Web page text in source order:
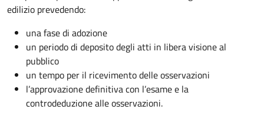
edilizio prevedendo:
una fase di adozione
un periodo di deposito degli atti in libera visione al
pubblico
un tempo per il ricevimento delle osservazioni
l’approvazione definitiva con l’esame e la
controdeduzione alle osservazioni.